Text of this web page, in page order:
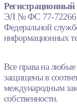
Регистрационный
ЭЛ № ФС 77-72266
Федеральной
информационных
Все права на любые
защищены в
международным
собственности.